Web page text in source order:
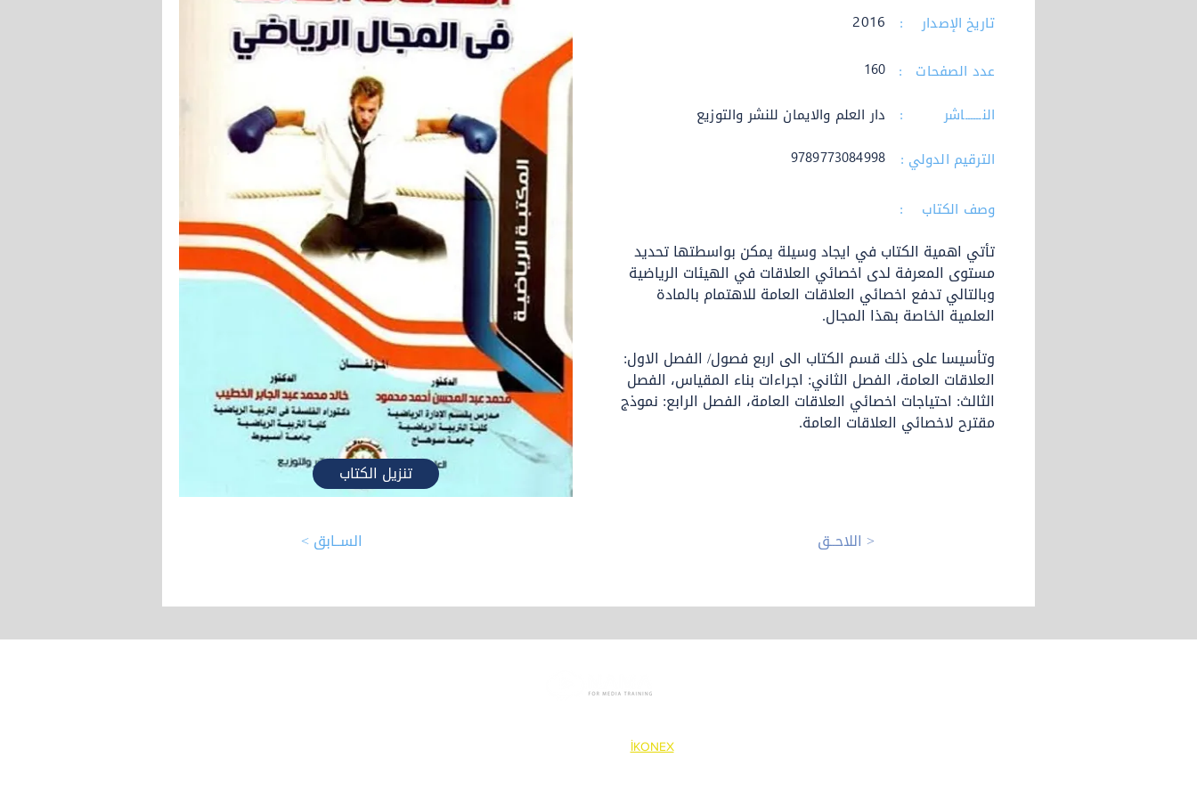
2016 تاريخ الإصدار :
160
عدد الصفحات :
دار العلم والايمان للنشر والتوزيع
النــــــاشر :
9789773084998
الترقيم الدولي :
وصف الكتاب :
تأتي اهمية الكتاب في ايجاد وسيلة يمكن بواسطتها تحديد
مستوى المعرفة لدى اخصائي العلاقات في الهيئات الرياضية
وبالتالي تدفع اخصائي العلاقات العامة للاهتمام بالمادة
العلمية الخاصة بهذا المجال.
وتأسيسا على ذلك قسم الكتاب الى اربع فصول/ الفصل الاول:
العلاقات العامة، الفصل الثاني: اجراءات بناء المقياس، الفصل
الثالث: احتياجات اخصائي العلاقات العامة، الفصل الرابع: نموذج
مقترح لاخصائي العلاقات العامة.
تنزيل الكتاب
< الســابق اللاحــق >
İKONEX